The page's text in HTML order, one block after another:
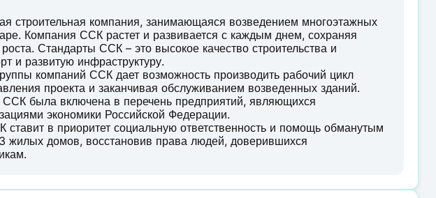
строительная компания, занимающаяся возведением многоэтажных
Компания ССК растет и развивается с каждым днем, сохраняя
Стандарты ССК – это высокое качество строительства и
и развитую инфраструктуру.
компаний ССК дает возможность производить рабочий цикл
проекта и заканчивая обслуживанием возведенных зданий.
была включена в перечень предприятий, являющихся
экономики Российской Федерации.
в приоритет социальную ответственность и помощь обманутым
жилых домов, восстановив права людей, доверившихся